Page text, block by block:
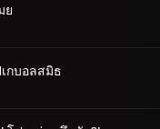
ย
กบอลสมิธ